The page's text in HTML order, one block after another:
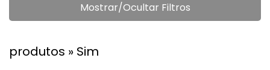
Mostrar/Ocultar Filtros
produtos » Sim